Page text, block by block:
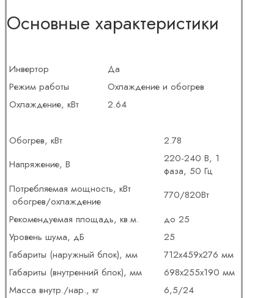
Основные характеристики
Инвертор
Да
Режим работы
Охлаждение и обогрев
Охлаждение, кВт
2.64
Обогрев, кВт
2.78
Напряжение, В
220-240 В, 1
фаза, 50 Гц
Потребляемая мощность, кВт
обогрев/охлаждение
770/820Вт
Рекомендуемая площадь, кв.м.
до 25
Уровень шума, дБ
25
Габариты (наружный блок), мм
712х459х276 мм
Габариты (внутренний блок), мм
698х255х190 мм
Масса внутр./нар., кг
6,5/24